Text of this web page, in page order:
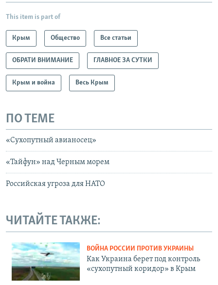
This item is part of
Крым Общество Все статьи
ОБРАТИ ВНИМАНИЕ ГЛАВНОЕ ЗА СУТКИ
Крым и война Весь Крым
ПО ТЕМЕ
«Сухопутный авианосец»
«Тайфун» над Черным морем
Российская угроза для НАТО
ЧИТАЙТЕ ТАКЖЕ:
ВОЙНА РОССИИ ПРОТИВ УКРАИНЫ
Как Украина берет под контроль
«сухопутный коридор» в Крым